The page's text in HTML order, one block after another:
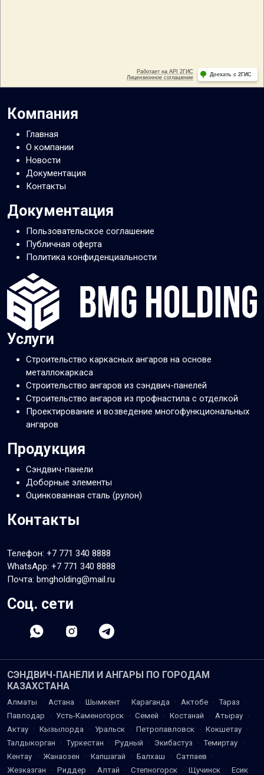
Компания
Главная
О компании
Новости
Документация
Контакты
Документация
Пользовательское соглашение
Публичная оферта
Политика конфиденциальности
Услуги
Строительство каркасных ангаров на основе
металлокаркаса
Строительство ангаров из сэндвич-панелей
Строительство ангаров из профнастила с отделкой
Проектирование и возведение многофункциональных
ангаров
Продукция
Сэндвич-панели
Доборные элементы
Оцинкованная сталь (рулон)
Контакты
Телефон: +7 771 340 8888
WhatsApp: +7 771 340 8888
Почта: bmgholding@mail.ru
Соц. сети
СЭНДВИЧ-ПАНЕЛИ И АНГАРЫ ПО ГОРОДАМ
КАЗАХСТАНА
Алматы · Астана · Шымкент · Караганда · Актобе · Тараз
·
Павлодар
· Усть-Каменогорск · Семей · Костанай · Атырау ·
Актау · Кызылорда · Уральск · Петропавловск · Кокшетау ·
Талдыкорган
· Туркестан · Рудный · Экибастуз · Темиртау ·
Кентау · Жанаозен · Капшагай · Балхаш · Сатпаев
·
Жезказган
· Риддер · Алтай · Степногорск · Щучинск · Есик